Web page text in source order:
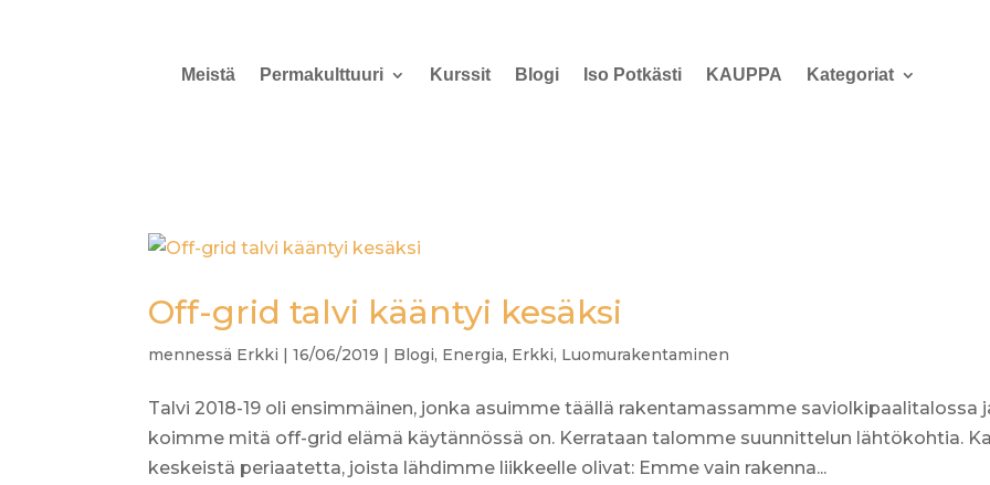
Meistä Permakulttuuri Kurssit Blogi Iso Potkästi KAUPPA Kategoriat
Off-grid talvi kääntyi kesäksi
mennessä Erkki |16/06/2019 Blogi, Energia, Erkki, Luomurakentaminen
Talvi 2018-19 oli ensimmäinen, jonka asuimme täällä rakentamassamme saviolkipaalitalossa
koimme mitä off-grid elämä käytännössä on. Kerrataan talomme suunnittelun lähtökohtia.
keskeistä periaatetta, joista lähdimme liikkeelle olivat: Emme vain rakenna...